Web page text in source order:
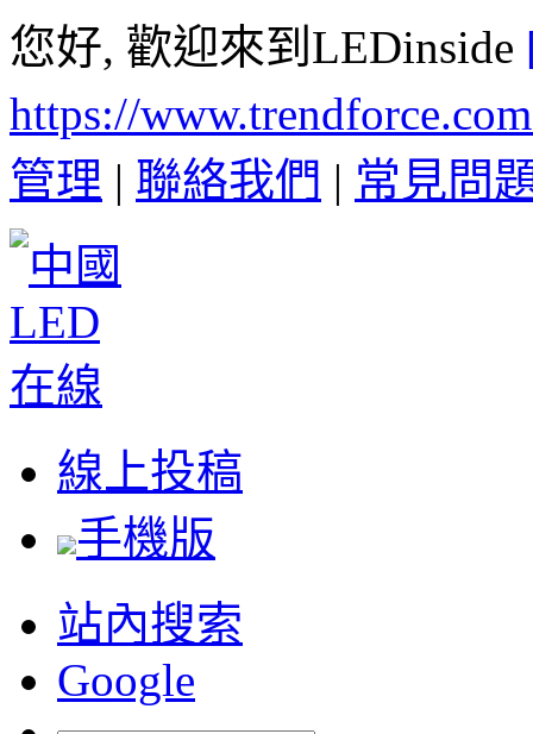
您好, 歡迎來到LEDinside
https://
管理 | 聯絡我們 | 常見問
線上投稿
手機版
站內搜索
Google